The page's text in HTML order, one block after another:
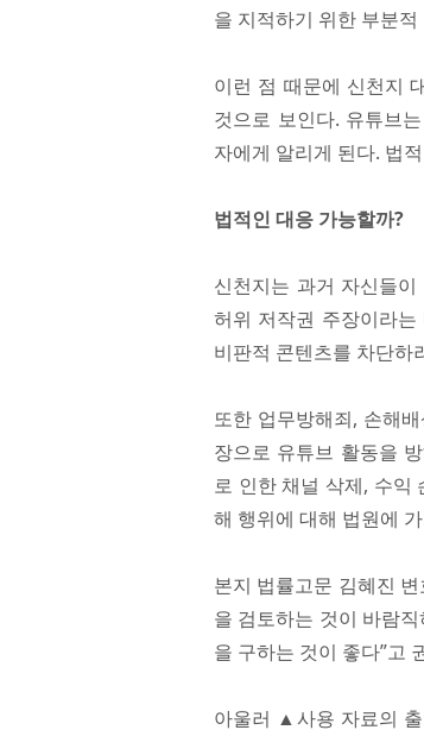
을 지적하기 위한 부분
이런 점 때문에 신천지
것으로 보인다. 유튜브
자에게 알리게 된다. 법
법적인 대응 가능할까?
신천지는 과거 자신들
허위 저작권 주장이라
비판적 콘텐츠를 차단하
또한 업무방해죄, 손해
장으로 유튜브 활동을
로 인한 채널 삭제, 수익
해 행위에 대해 법원에
본지 법률고문 김혜진
을 검토하는 것이 바람
을 구하는 것이 좋다”고
아울러 ▲사용 자료의